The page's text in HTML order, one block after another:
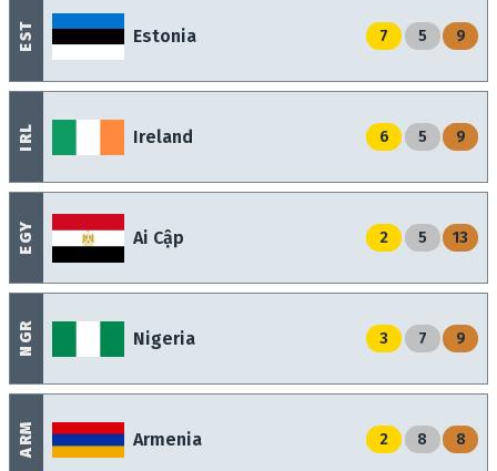
ARM Armenia 2 8 8
EGY Ai Cập 2 5 13
EST Estonia 7 5 9
IRL Ireland 6 5 9
NGR Nigeria 3 7 9